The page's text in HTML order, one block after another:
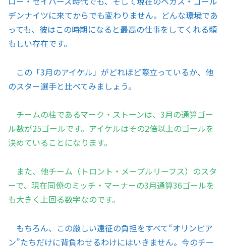
デンナイツに来てからでも変わりません。どんな環境であ
っても、彼はこの時期になると最高の仕事をしてくれる頼
もしい存在です。
この「3月のアイケル」がどれほど際立っているか、他
のスター選手と比べてみましょう。
チームの柱であるマーク・ストーンは、3月の通算ゴー
ル数が25ゴールです。アイケルはその2倍以上のゴールを
決めていることになります。
また、他チーム（トロント・メープルリーフス）のスタ
ーで、現在同僚のミッチ・マーナーの3月通算36ゴールを
も大きく上回る数字なのです。
もちろん、この厳しい遠征の負担をすべて“オリンピア
ン”たちだけに背負わせるわけにはいきません。今のチー